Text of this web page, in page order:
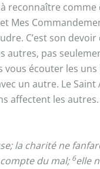
reconnaître
Mes
C’est son
pas
écouter les
un autre. Le
affectent les autres.
la charité ne
du mal; 6elle